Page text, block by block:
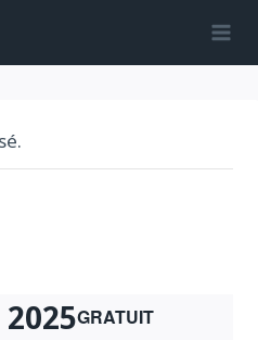
GRATUIT